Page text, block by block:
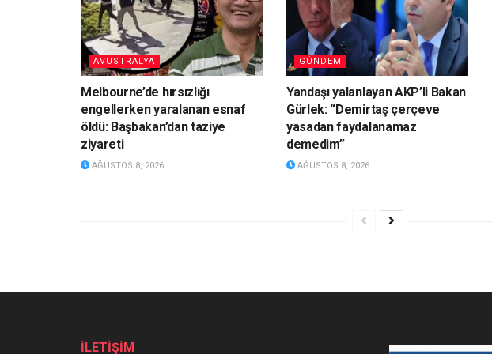
AVUSTRALYA
Melbourne’de hırsızlığı
engellerken yaralanan esnaf
öldü: Başbakan’dan taziye
ziyareti
AĞUSTOS 8, 2026
GÜNDEM
Yandaşı yalanlayan AKP’li Bakan
Gürlek: “Demirtaş çerçeve
yasadan faydalanamaz
demedim”
AĞUSTOS 8, 2026
İLETİŞİM